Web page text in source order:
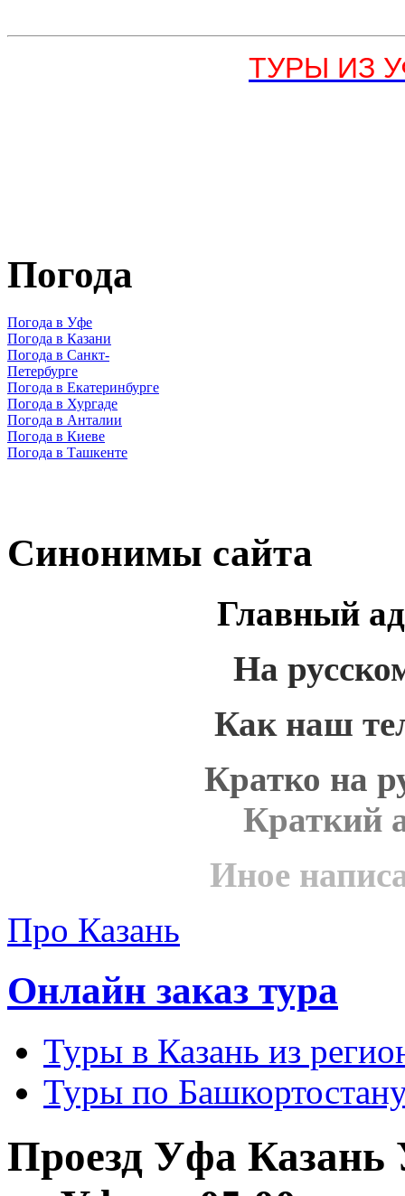
ТУРЫ ИЗ
Погода
Погода в Уфе
Погода в Казани
Погода в Санкт-
Петербурге
Погода в Екатеринбурге
Погода в Хургаде
Погода в Анталии
Погода в Киеве
Погода в Ташкенте
Синонимы сайта
Главный
На
Как наш
Кратко на
Краткий
Иное
Про Казань
Онлайн заказ тура
Туры в Казань из
Туры по
Проезд Уфа Казань